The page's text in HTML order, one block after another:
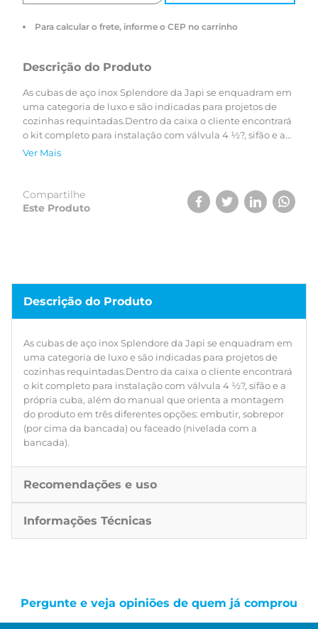
Para calcular o frete, informe o CEP no carrinho
Descrição do Produto
As cubas de aço inox Splendore da Japi se enquadram em
uma categoria de luxo e são indicadas para projetos de
cozinhas requintadas.Dentro da caixa o cliente encontrará
o kit completo para instalação com válvula 4 ½?, sifão e a
própria cuba, além do manual que orienta a montagem
bancada).
Ver Mais
Compartilhe
Este Produto
Descrição do Produto
As cubas de aço inox Splendore da Japi se enquadram em
uma categoria de luxo e são indicadas para projetos de
cozinhas requintadas.Dentro da caixa o cliente encontrará
o kit completo para instalação com válvula 4 ½?, sifão e a
própria cuba, além do manual que orienta a montagem
do produto em três diferentes opções: embutir, sobrepor
(por cima da bancada) ou faceado (nivelada com a
bancada).
Recomendações e uso
Informações Técnicas
Pergunte e veja opiniões de quem já comprou